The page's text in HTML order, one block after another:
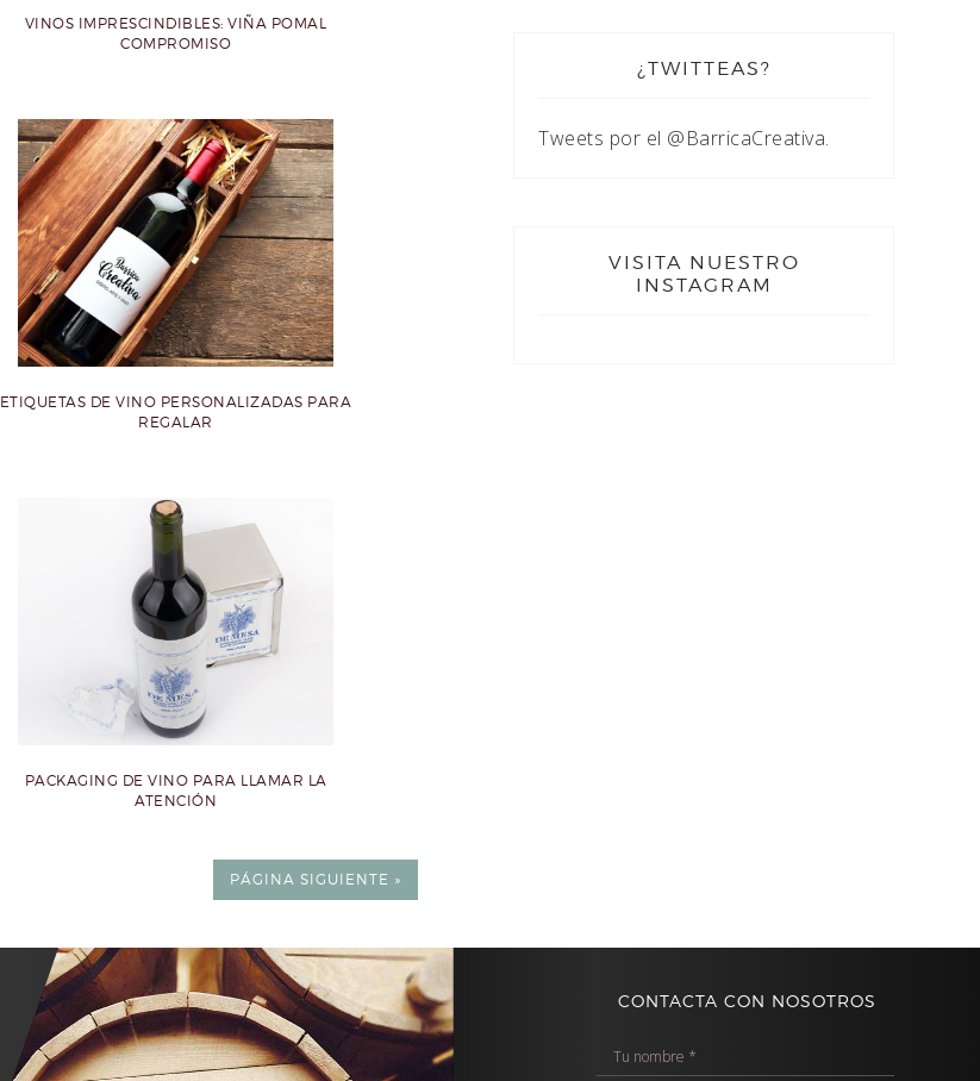
VINOS IMPRESCINDIBLES: VIÑA POMAL
COMPROMISO
ETIQUETAS DE VINO PERSONALIZADAS PARA
REGALAR
PACKAGING DE VINO PARA LLAMAR LA
ATENCIÓN
PÁGINA SIGUIENTE »
¿TWITTEAS?
Tweets por el @BarricaCreativa.
VISITA NUESTRO
INSTAGRAM
CONTACTA CON NOSOTROS
u